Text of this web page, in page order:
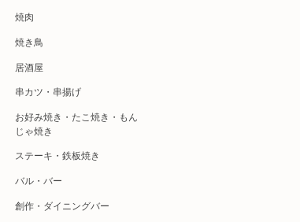
焼肉
焼き鳥
居酒屋
串カツ・串揚げ
お好み焼き・たこ焼き・もん
じゃ焼き
ステーキ・鉄板焼き
バル・バー
創作・ダイニングバー